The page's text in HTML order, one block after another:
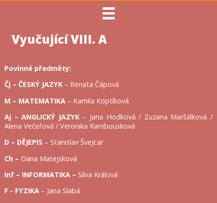
Vyučující VIII. A
Povinné předměty:
Čj – ČESKÝ JAZYK– Renata Čápová
M – MATEMATIKA– Kamila Koptíková
Aj – ANGLICKÝ JAZYK – Jana Hodková / Zuzana Maršálková /
Alena Večeřová / Veronika Rambousková
D – DĚJEPIS – Stanislav Švejcar
Ch – Dana Matejsková
Inf – INFORMATIKA – Silva Králová
F - FYZIKA– Jana Slabá